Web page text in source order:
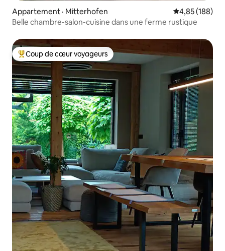
Appartement · Mitterhofen Note
4,85 (188)
Belle chambre-salon-cuisine dans une ferme rustique
Coup de cœur voyageurs parmi les plus aimés
Coup de cœur voyageurs